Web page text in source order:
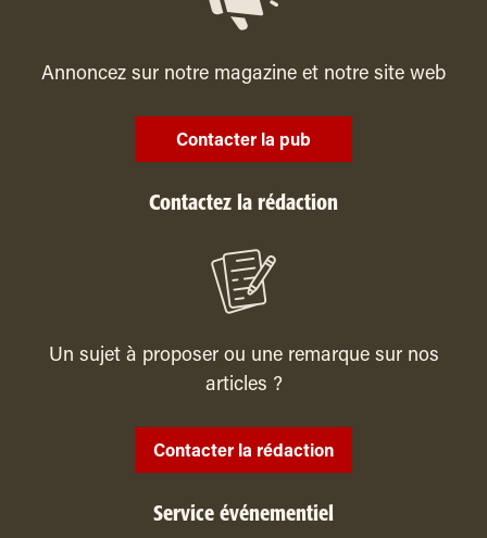
Annoncez sur notre magazine et notre site web
Contacter la pub
Contactez la rédaction
Un sujet à proposer ou une remarque sur nos
articles ?
Contacter la rédaction
Service événementiel